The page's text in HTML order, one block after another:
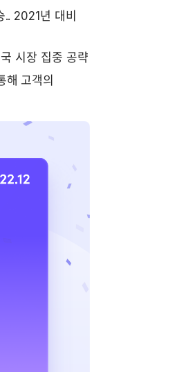
2021년 대비
시장 집중 공략
해 고객의